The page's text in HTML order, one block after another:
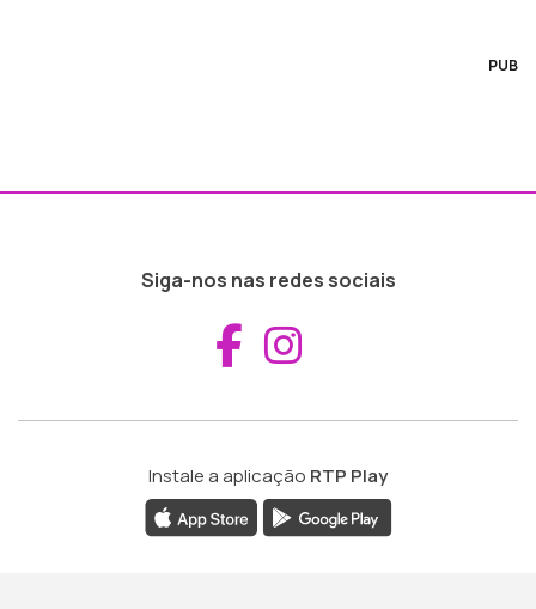
PUB
Siga-nos nas redes sociais
Aceder ao
Instale a aplicação RTP Play